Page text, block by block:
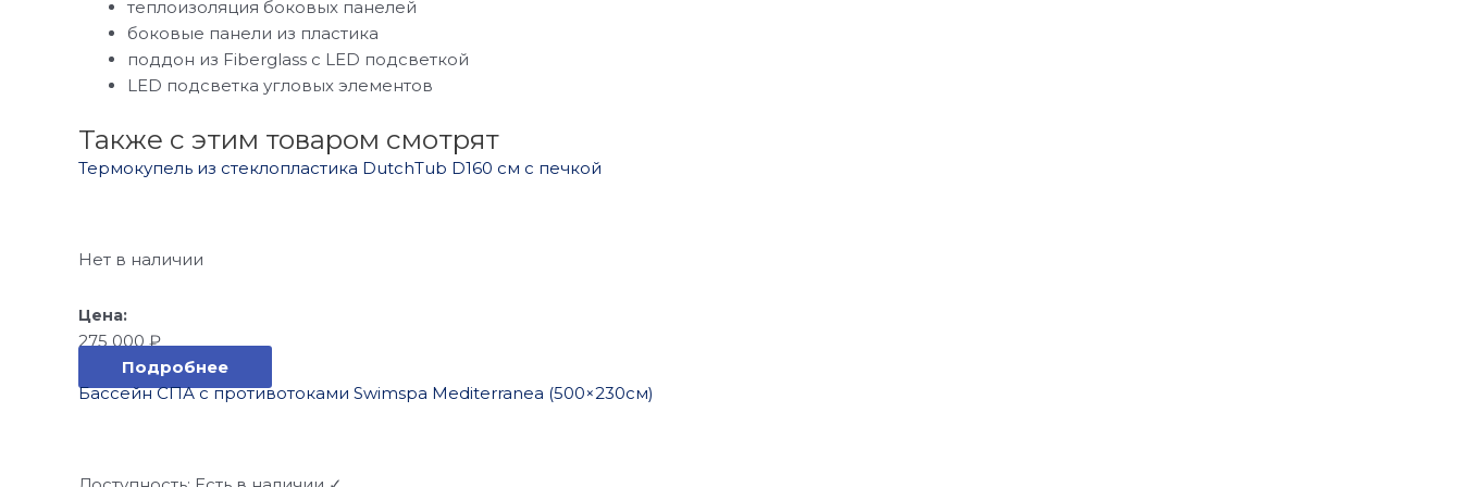
теплоизоляция боковых панелей
боковые панели из пластика
поддон из Fiberglass с LЕD подсветкой
LЕD подсветка угловых элементов
Также с этим товаром смотрят
Термокупель из стеклопластика DutchTub D160 см с печкой
Нет в наличии
275 000 ₽
Подробнее
Бассейн СПА с противотоками Swimspa Mediterranea (500×230см)